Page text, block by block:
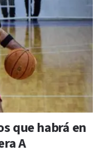
que habrá en
A